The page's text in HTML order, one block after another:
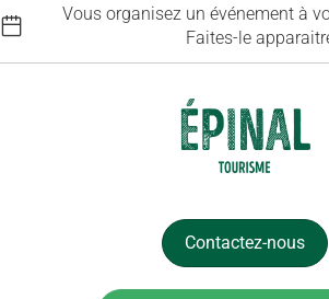
Vous organisez un événement à
Faites-le
Contactez-nous